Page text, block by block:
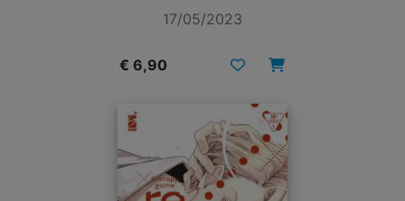
17/05/2023
€ 6,90